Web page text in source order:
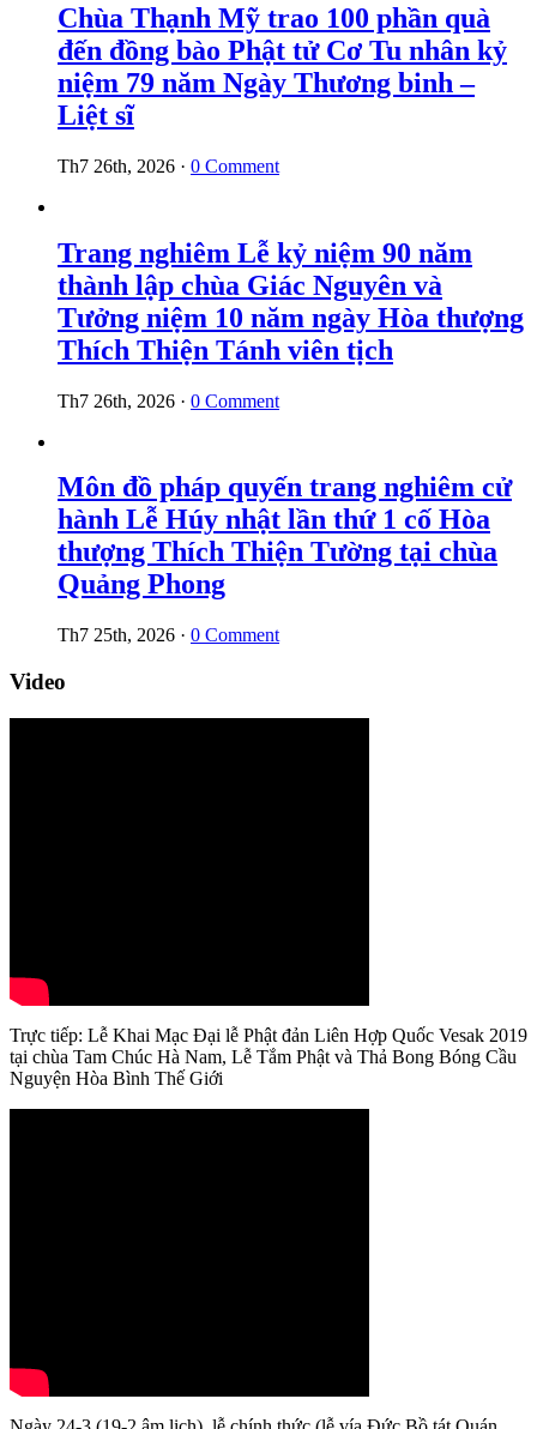
Chùa Thạnh Mỹ trao 100 phần quà
đến đồng bào Phật tử Cơ Tu nhân kỷ
niệm 79 năm Ngày Thương binh –
Liệt sĩ
Th7 26th, 2026 · 0 Comment
Trang nghiêm Lễ kỷ niệm 90 năm
thành lập chùa Giác Nguyên và
Tưởng niệm 10 năm ngày Hòa thượng
Thích Thiện Tánh viên tịch
Th7 26th, 2026 · 0 Comment
Môn đồ pháp quyến trang nghiêm cử
hành Lễ Húy nhật lần thứ 1 cố Hòa
thượng Thích Thiện Tường tại chùa
Quảng Phong
Th7 25th, 2026 · 0 Comment
Video
Trực tiếp: Lễ Khai Mạc Đại lễ Phật đản Liên Hợp Quốc Vesak 2019
tại chùa Tam Chúc Hà Nam, Lễ Tắm Phật và Thả Bong Bóng Cầu
Nguyện Hòa Bình Thế Giới